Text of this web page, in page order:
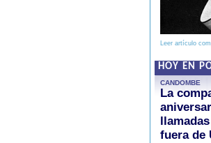
Leer artículo
HOY EN
CANDOMBE
La
fuera de